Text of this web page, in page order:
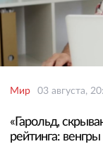
Мир 03 августа,
«Гарольд,
рейтинга: